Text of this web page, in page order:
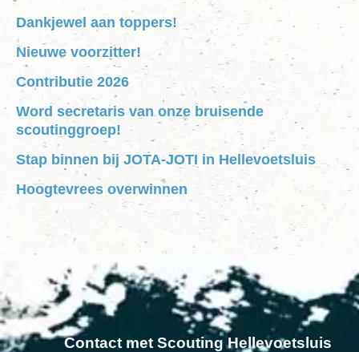
Dankjewel aan toppers!
Nieuwe voorzitter!
Contributie 2026
Word secretaris van onze bruisende
scoutinggroep!
Stap binnen bij JOTA-JOTI in Hellevoetsluis
Hoogtevrees overwinnen
Contact met Scouting Hellevoetsluis